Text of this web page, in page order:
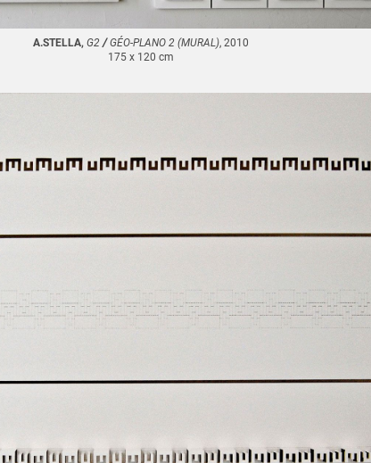
A.STELLA, G2 /GÉO-PLANO 2 (MURAL), 2010
175 x 120 cm